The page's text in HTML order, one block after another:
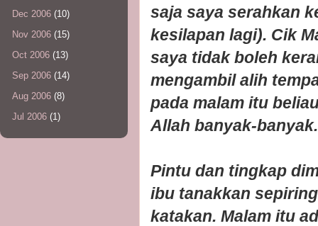
saja saya serahkan
kesilapan lagi). Cik
saya tidak boleh
mengambil alih
pada malam itu
Allah banyak-banyak.
Pintu dan tingkap
ibu tanakkan
katakan. Malam itu
Dec 2006 (10)
Nov 2006 (15)
Oct 2006 (13)
Sep 2006 (14)
Aug 2006 (8)
Jul 2006 (1)